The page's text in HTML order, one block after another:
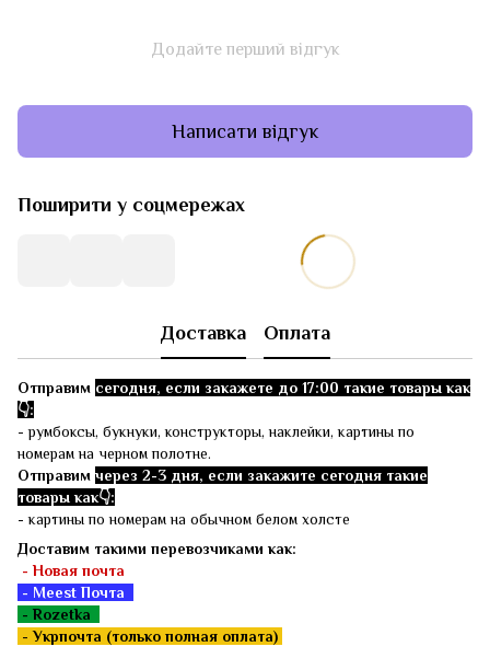
Додайте перший відгук
Написати відгук
Поширити у соцмережах
Доставка Оплата
Отправим сегодня, если закажете до 17:00 такие товары как
👇:
- румбоксы, букнуки, конструкторы, наклейки, картины по
номерам на черном полотне.
Отправим через 2-3 дня, если закажите сегодня такие
товары как👇:
- картины по номерам на обычном белом холсте
Доставим такими перевозчиками как:
- Новая почта
- Meest Почта
- Rozetka
-Укрпочта (только полная оплата)